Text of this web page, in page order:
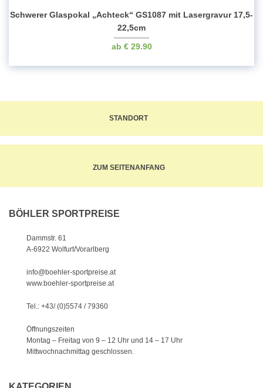
Schwerer Glaspokal „Achteck“ GS1087 mit Lasergravur 17,5-
22,5cm
€29.90
STANDORT
ZUM SEITENANFANG
BÖHLER SPORTPREISE
Dammstr. 61
A-6922 Wolfurt/Vorarlberg
info@boehler-sportpreise.at
www.boehler-sportpreise.at
Tel.: +43/ (0)5574 / 79360
Öffnungszeiten
Montag – Freitag von 9 – 12 Uhr und 14 – 17 Uhr
Mittwochnachmittag geschlossen.